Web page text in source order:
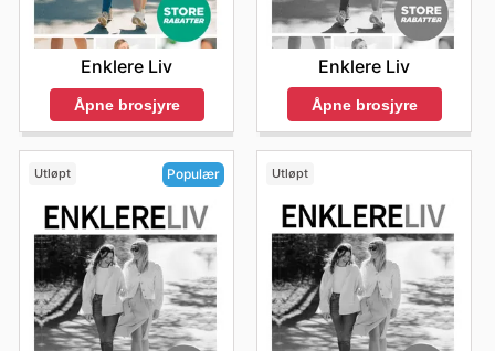
Enklere Liv
Åpne brosjyre
Enklere Liv
Åpne brosjyre
Utløpt Populær Utløpt